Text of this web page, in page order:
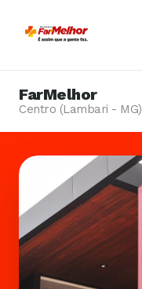
FarMelhor
Centro (Lambari - MG)